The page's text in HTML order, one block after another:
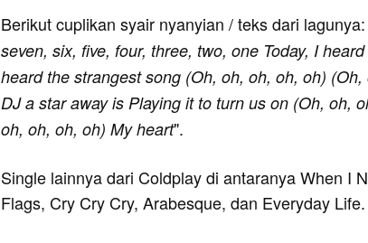
Berikut cuplikan syair nyanyian / teks dari
seven, six, five, four, three, two, one Today, I
heard the strangest song (Oh, oh, oh, oh, oh)
DJ a star away is Playing it to turn us on (Oh, oh,
oh, oh, oh, oh) My heart".
Single lainnya dari Coldplay di antaranya When I
Flags, Cry Cry Cry, Arabesque, dan Everyday Life.